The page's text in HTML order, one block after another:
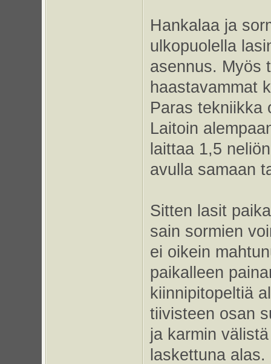
Hankalaa ja
ulkopuolella
asennus. Myös
haastavammat
Paras tekniikka
Laitoin
laittaa 1,5
avulla samaan
Sitten lasit
sain sormien
ei oikein
paikalleen
kiinnipitopeltiä
tiivisteen osan
ja karmin
laskettuna